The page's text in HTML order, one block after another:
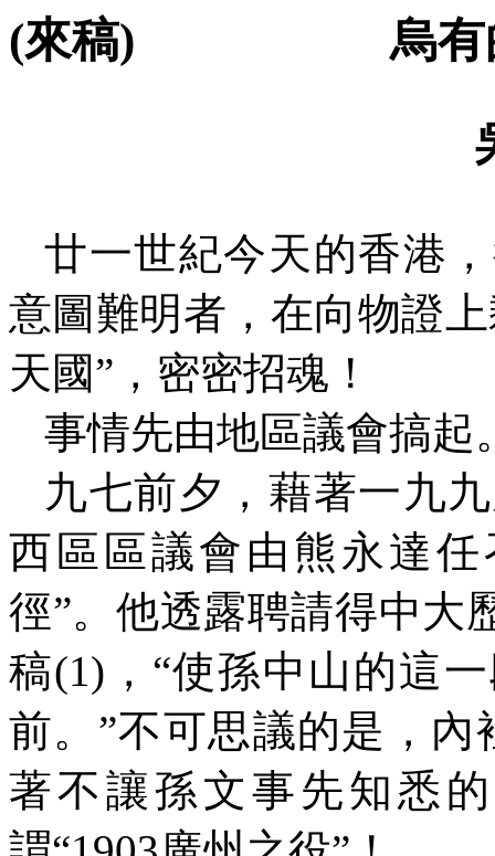
(來稿) 烏
廿一世紀今天的香港
意圖難明者，在向物證
天國”，密密招魂！
事情先由地區議會搞起
九七前夕，藉著一九
西區區議會由熊永達
徑”。他透露聘請得中大
稿(1) ，“使孫中山的這
前。”不可思議的是，
著不讓孫文事先知悉